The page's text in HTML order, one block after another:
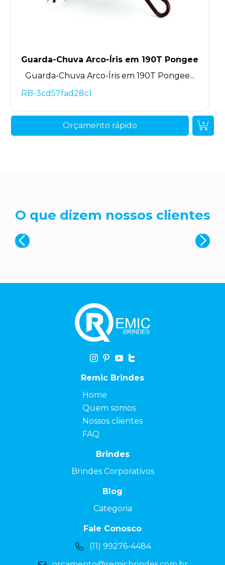
Guarda-Chuva Arco-Íris em 190T Pongee
Guarda-Chuva Arco-Íris em 190T Pongee...
RB-3cd57fad28c1
Orçamento rápido
O que dizem nossos clientes
Remic Brindes
Home
Quem somos
Nossos clientes
FAQ
Brindes
Brindes Corporativos
Blog
Categoria
Fale Conosco
(11) 99276-4484